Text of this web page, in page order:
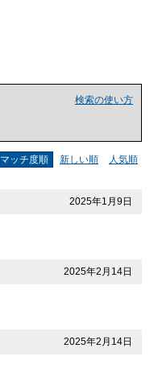
検索の使い方
マッチ度順 新しい順
人気順
2025年1月9日
2025年2月14日
2025年2月14日